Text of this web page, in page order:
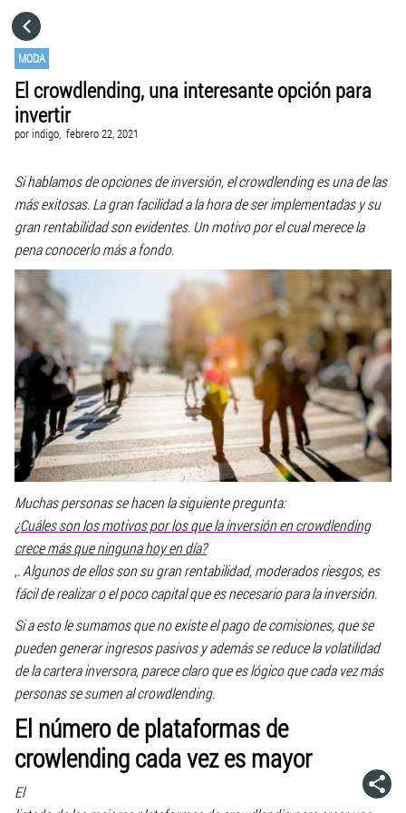
MODA
El crowdlending, una interesante opción para
invertir
por indigo, febrero 22, 2021
Si hablamos de opciones de inversión, el crowdlending es una de las
más exitosas. La gran facilidad a la hora de ser implementadas y su
gran rentabilidad son evidentes. Un motivo por el cual merece la
pena conocerlo más a fondo.
Muchas personas se hacen la siguiente pregunta:
¿Cuáles son los motivos por los que la inversión en crowdlending
crece más que ninguna hoy en día?
,. Algunos de ellos son su gran rentabilidad, moderados riesgos, es
fácil de realizar o el poco capital que es necesario para la inversión.
Si a esto le sumamos que no existe el pago de comisiones, que se
pueden generar ingresos pasivos y además se reduce la volatilidad
de la cartera inversora, parece claro que es lógico que cada vez más
personas se sumen al crowdlending.
El número de plataformas de
crowlending cada vez es mayor
El
CATEGORÍAS
VISITA EL SITIO WEB